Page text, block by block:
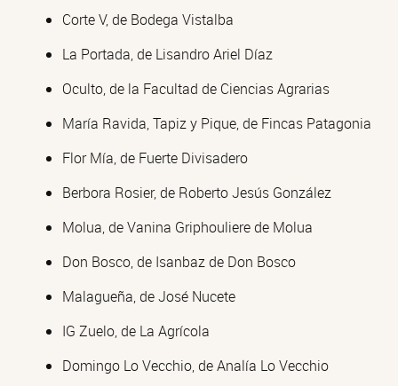
Corte V, de Bodega Vistalba
La Portada, de Lisandro Ariel Díaz
Oculto, de la Facultad de Ciencias Agrarias
María Ravida, Tapiz y Pique, de Fincas Patagonia
Flor Mía, de Fuerte Divisadero
Berbora Rosier, de Roberto Jesús González
Molua, de Vanina Griphouliere de Molua
Don Bosco, de Isanbaz de Don Bosco
Malagueña, de José Nucete
IG Zuelo, de La Agrícola
Domingo Lo Vecchio, de Analía Lo Vecchio